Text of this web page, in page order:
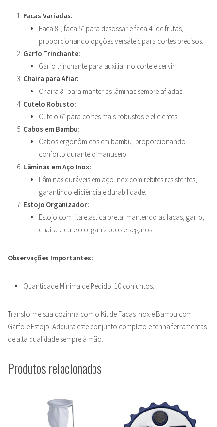
Facas Variadas:
Faca 8″, faca 5″ para desossar e faca 4″ de frutas,
proporcionando opções versáteis para cortes precisos.
Garfo Trinchante:
Garfo trinchante para auxiliar no corte e servir.
Chaira para Afiar:
Chaira 8″ para manter as lâminas sempre afiadas.
Cutelo Robusto:
Cutelo 6″ para cortes mais robustos e eficientes.
Cabos em Bambu:
Cabos ergonômicos em bambu, proporcionando
conforto durante o manuseio.
Lâminas em Aço Inox:
Lâminas duráveis em aço inox com rebites resistentes,
garantindo eficiência e durabilidade.
Estojo Organizador:
Estojo com fita elástica preta, mantendo as facas, garfo,
chaira e cutelo organizados e seguros.
Observações Importantes:
Quantidade Mínima de Pedido: 10 conjuntos.
Transforme sua cozinha com o Kit de Facas Inox e Bambu com
Garfo e Estojo. Adquira este conjunto completo e tenha ferramentas
de alta qualidade sempre à mão.
Produtos relacionados